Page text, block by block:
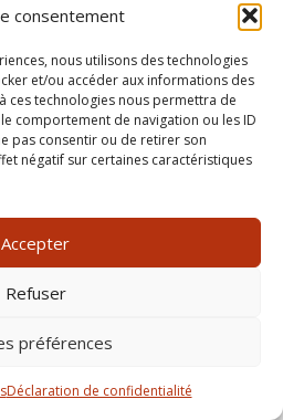
consentement
nous utilisons des technologies
et/ou accéder aux informations des
ces technologies nous permettra de
comportement de navigation ou les ID
pas consentir ou de retirer son
négatif sur certaines caractéristiques
Accepter
Refuser
préférences
Déclaration de confidentialité
| Créé par
Règlements généraux